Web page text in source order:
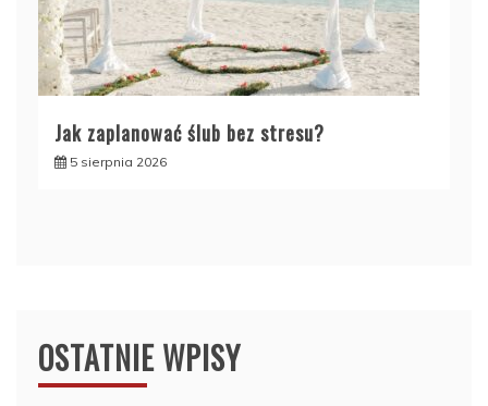
Jak zaplanować ślub bez stresu?
5 sierpnia 2026
OSTATNIE WPISY